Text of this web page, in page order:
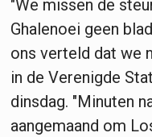
"We missen de
Ghalenoei geen
ons verteld dat we
in de Verenigde
dinsdag. "Minuten
aangemaand om